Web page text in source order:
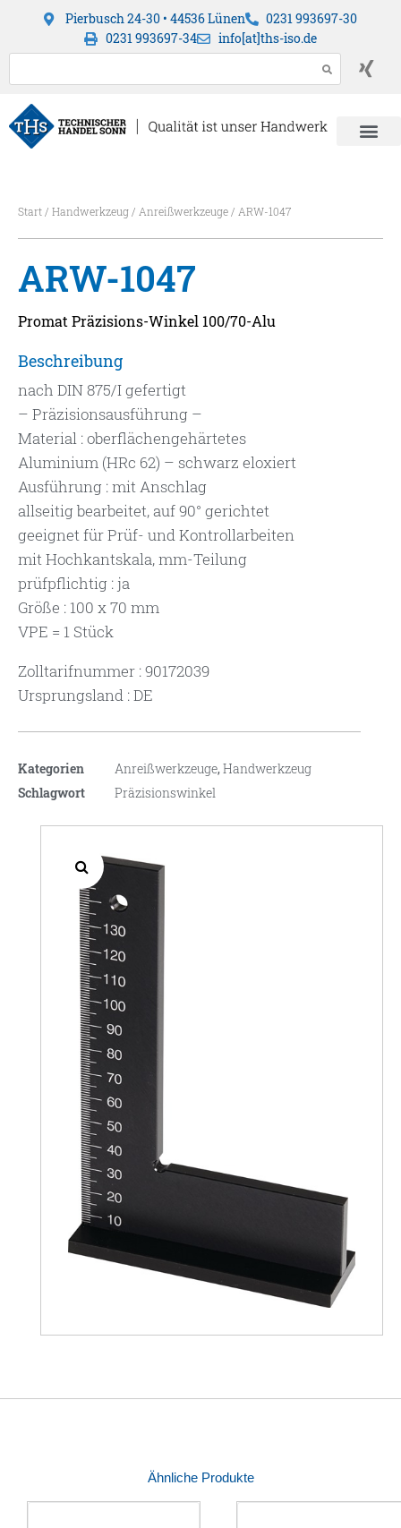
Pierbusch 24-30 • 44536 Lünen
0231 993697-30
0231 993697-34
info[at]ths-iso.de
Start/ Handwerkzeug/ Anreißwerkzeuge/ ARW-1047
ARW-1047
Promat Präzisions-Winkel 100/70-Alu
Beschreibung
nach DIN 875/I gefertigt
– Präzisionsausführung –
Material : oberflächengehärtetes
Aluminium (HRc 62) – schwarz eloxiert
Ausführung : mit Anschlag
allseitig bearbeitet, auf 90° gerichtet
geeignet für Prüf- und Kontrollarbeiten
mit Hochkantskala, mm-Teilung
prüfpflichtig : ja
Größe : 100 x 70 mm
VPE = 1 Stück
Zolltarifnummer : 90172039
Ursprungsland : DE
Kategorien Anreißwerkzeuge,Handwerkzeug
Schlagwort
Präzisionswinkel
Ähnliche Produkte